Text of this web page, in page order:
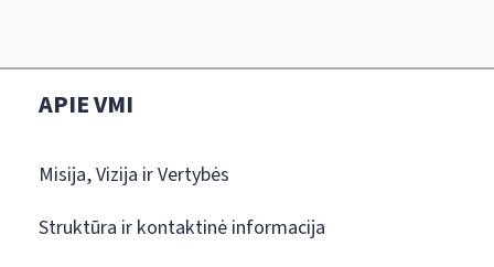
APIE VMI
Misija, Vizija ir Vertybės
Struktūra ir kontaktinė informacija